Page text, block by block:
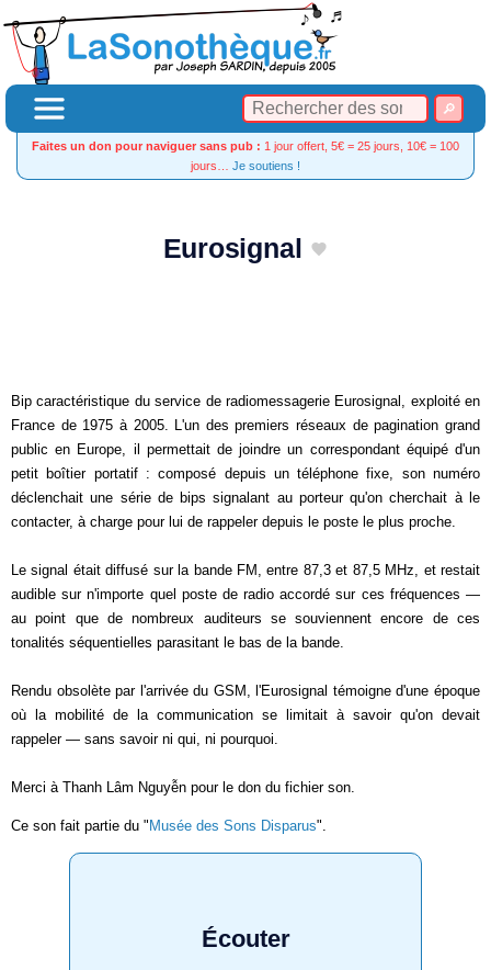
Faites un don pour naviguer sans pub : 1 jour offert, 5€ = 25 jours, 10€ = 100
jours… Je soutiens !
Eurosignal
Bip caractéristique du service de radiomessagerie Eurosignal, exploité en
France de 1975 à 2005. L'un des premiers réseaux de pagination grand
public en Europe, il permettait de joindre un correspondant équipé d'un
petit boîtier portatif : composé depuis un téléphone fixe, son numéro
déclenchait une série de bips signalant au porteur qu'on cherchait à le
contacter, à charge pour lui de rappeler depuis le poste le plus proche.
Le signal était diffusé sur la bande FM, entre 87,3 et 87,5 MHz, et restait
audible sur n'importe quel poste de radio accordé sur ces fréquences —
au point que de nombreux auditeurs se souviennent encore de ces
tonalités séquentielles parasitant le bas de la bande.
Rendu obsolète par l'arrivée du GSM, l'Eurosignal témoigne d'une époque
où la mobilité de la communication se limitait à savoir qu'on devait
rappeler — sans savoir ni qui, ni pourquoi.
Merci à Thanh Lâm Nguyễn pour le don du fichier son.
Ce son fait partie du " Musée des Sons Disparus".
Écouter